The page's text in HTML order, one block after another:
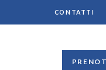
CONTATTI